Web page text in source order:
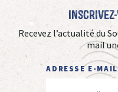
Recevez l’actualité du
mail
ADRESSE E-MAIL